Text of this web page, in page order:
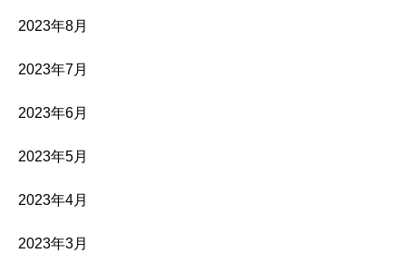
2023年8月
2023年7月
2023年6月
2023年5月
2023年4月
2023年3月